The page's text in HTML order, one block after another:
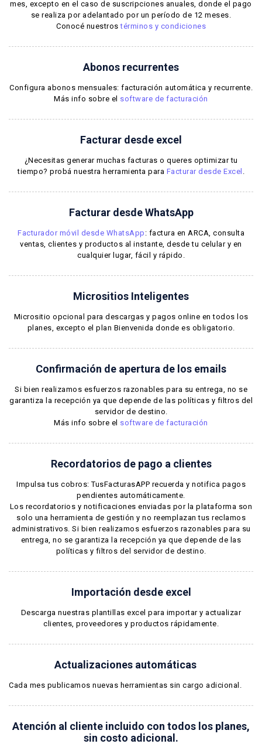
mes, excepto en el caso de suscripciones anuales, donde el pago
se realiza por adelantado por un período de 12 meses.
Conocé nuestrostérminos y condiciones
Abonos recurrentes
Configura abonos mensuales: facturación automática y recurrente.
Más info sobre el software de facturación
Facturar desde excel
¿Necesitas generar muchas facturas o queres optimizar tu
tiempo? probá nuestra herramienta para Facturar desde Excel .
Facturar desde WhatsApp
Facturador móvil desde WhatsApp : factura en ARCA, consulta
ventas, clientes y productos al instante, desde tu celular y en
cualquier lugar, fácil y rápido.
Micrositios Inteligentes
Micrositio opcional para descargas y pagos online en todos los
planes, excepto el plan Bienvenida donde es obligatorio.
Confirmación de apertura de los emails
Si bien realizamos esfuerzos razonables para su entrega, no se
garantiza la recepción ya que depende de las políticas y filtros del
servidor de destino.
Más info sobre el software de facturación
Recordatorios de pago a clientes
Impulsa tus cobros: TusFacturasAPP recuerda y notifica pagos
pendientes automáticamente.
Los recordatorios y notificaciones enviadas por la plataforma son
solo una herramienta de gestión y no reemplazan tus reclamos
administrativos. Si bien realizamos esfuerzos razonables para su
entrega, no se garantiza la recepción ya que depende de las
políticas y filtros del servidor de destino.
Importación desde excel
Descarga nuestras plantillas excel para importar y actualizar
clientes, proveedores y productos rápidamente.
Actualizaciones automáticas
Cada mes publicamos nuevas herramientas sin cargo adicional.
Atención al cliente incluido con todos los planes,
sin costo adicional.